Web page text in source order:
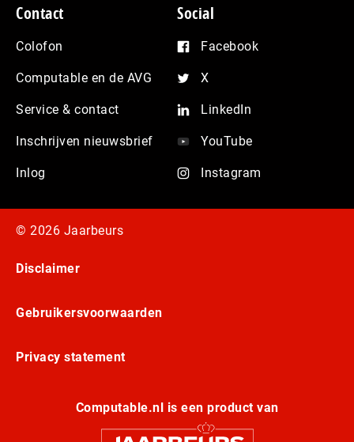
Contact
Colofon
Computable en de AVG
Service & contact
Inschrijven nieuwsbrief
Inlog
Social
Facebook
X
LinkedIn
YouTube
Instagram
© 2026 Jaarbeurs
Disclaimer
Gebruikersvoorwaarden
Privacy statement
Computable.nl is een product van